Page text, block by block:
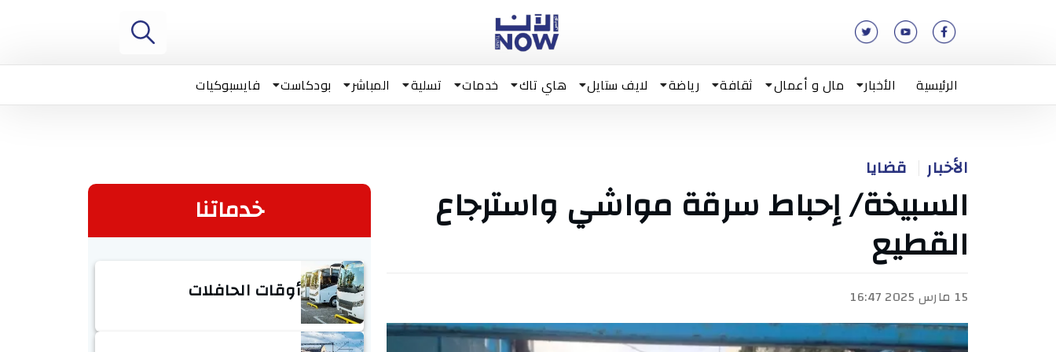
الرئيسية الأخبار مال و أعمال ثقافة رياضة لايف ستايل هاي تاك خدمات تسلية المباشر بودكاست فايسبوكيات
الأخبار قضايا
السبيخة/ إحباط سرقة مواشي واسترجاع
القطيع
15 مارس 2025 16:47
خدماتنا
أوقات الحافلات